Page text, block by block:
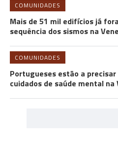
COMUNIDADES
Mais de 51 mil edifícios já
sequência dos sismos na
COMUNIDADES
Portugueses estão a
cuidados de saúde mental na